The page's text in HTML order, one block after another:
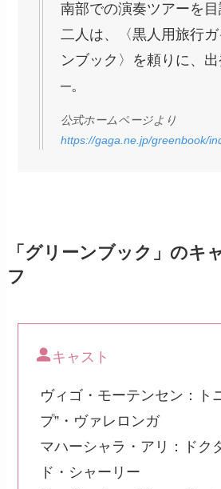
南部での演奏ツアーを目
二人は、〈黒人用旅行
ンブック〉を頼りに、
─。
公式ホームページより
https://gaga.ne.jp/greenbook/
「グリーンブック」のキ
フ
キャスト
ヴィゴ・モーテンセン：ト
プ”・ヴァレロンガ
マハーシャラ・アリ：ドク
ド・シャーリー